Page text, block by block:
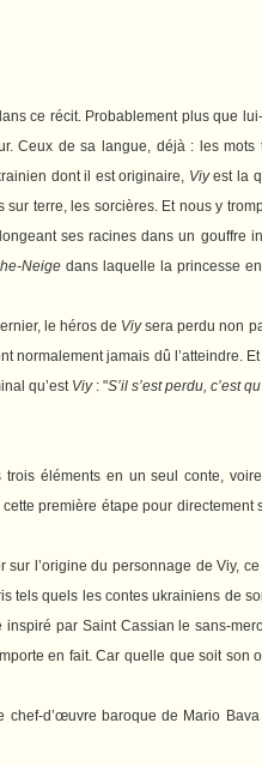
ce récit. Probablement plus que
Ceux de sa langue, déjà : les mots
dont il est originaire, Viyest la
terre, les sorcières. Et nous y
ses racines dans un gouffre
Neige dans laquelle la princesse
le héros de Viysera perdu non
normalement jamais dû l’atteindre.
qu’est Viy: "S’il s’est perdu, c’est
trois éléments en un seul conte,
première étape pour directement
l’origine du personnage de Viy,
tels quels les contes ukrainiens de
par Saint Cassian le sans-
en fait. Car quelle que soit son
chef-d’œuvre baroque de Mario